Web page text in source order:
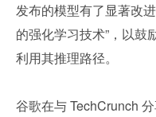
发布的模型有了显著改
的强化学习技术”，以鼓
利用其推理路径。
谷歌在与 TechCrunch